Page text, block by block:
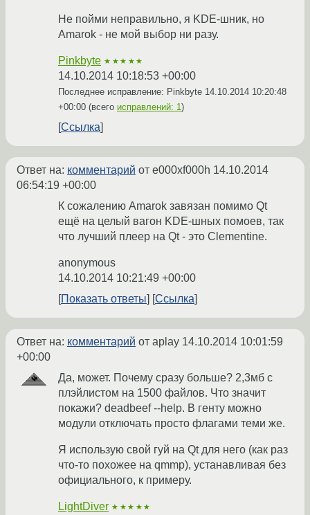
Не пойми неправильно, я KDE-шник, но
Amarok - не мой выбор ни разу.
Pinkbyte ★★★★★
14.10.2014 10:18:53 +00:00
Последнее исправление: Pinkbyte 14.10.2014 10:20:48
+00:00 (всего исправлений: 1)
Ссылка
Ответ на: комментарий от e000xf000h 14.10.2014
06:54:19 +00:00
К сожалению Amarok завязан помимо Qt
ещё на целый вагон KDE-шных помоев, так
что лучший плеер на Qt - это Clementine.
anonymous
14.10.2014 10:21:49 +00:00
Показать ответы
Ссылка
Ответ на: комментарий от aplay 14.10.2014 10:01:59
+00:00
Да, может. Почему сразу больше? 2,3мб с
плэйлистом на 1500 файлов. Что значит
покажи? deadbeef --help. В генту можно
модули отключать просто флагами теми же.
Я использую свой гуй на Qt для него (как раз
что-то похожее на qmmp), устанавливая без
официального, к примеру.
LightDiver ★★★★★